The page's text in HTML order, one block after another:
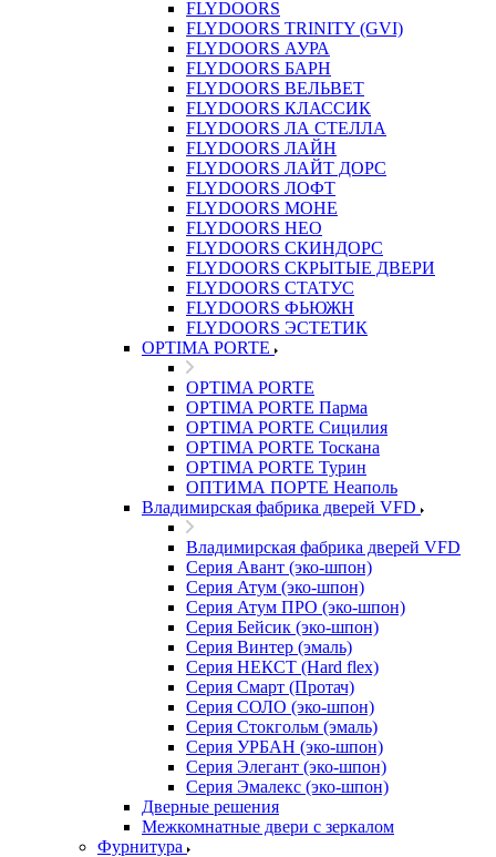
FLYDOORS
FLYDOORS TRINITY (GVI)
FLYDOORS АУРА
FLYDOORS БАРН
FLYDOORS ВЕЛЬВЕТ
FLYDOORS КЛАССИК
FLYDOORS ЛА СТЕЛЛА
FLYDOORS ЛАЙН
FLYDOORS ЛАЙТ ДОРС
FLYDOORS ЛОФТ
FLYDOORS МОНЕ
FLYDOORS НЕО
FLYDOORS СКИНДОРС
FLYDOORS СКРЫТЫЕ ДВЕРИ
FLYDOORS СТАТУС
FLYDOORS ФЬЮЖН
FLYDOORS ЭСТЕТИК
OPTIMA PORTE
OPTIMA PORTE
OPTIMA PORTE Парма
OPTIMA PORTE Сицилия
OPTIMA PORTE Тоскана
OPTIMA PORTE Турин
ОПТИМА ПОРТЕ Неаполь
Владимирская фабрика дверей VFD
Владимирская фабрика дверей VFD
Серия Авант (эко-шпон)
Серия Атум (эко-шпон)
Серия Атум ПРО (эко-шпон)
Серия Бейсик (эко-шпон)
Серия Винтер (эмаль)
Серия НЕКСТ (Hard flex)
Серия Смарт (Протач)
Серия СОЛО (эко-шпон)
Серия Стокгольм (эмаль)
Серия УРБАН (эко-шпон)
Серия Элегант (эко-шпон)
Серия Эмалекс (эко-шпон)
Дверные решения
Межкомнатные двери c зеркалом
Фурнитура